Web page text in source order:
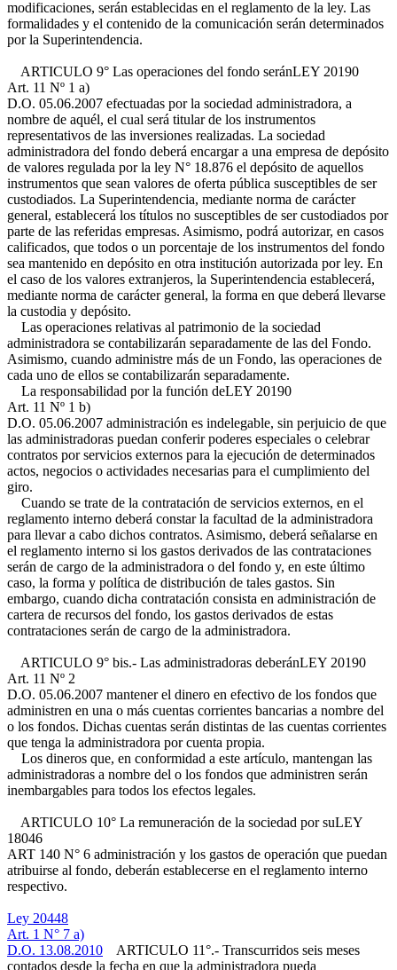
modificaciones, serán establecidas en el reglamento de la ley. Las
formalidades y el contenido de la comunicación serán determinados
por la Superintendencia.
ARTICULO 9° Las operaciones del fondo seránLEY 20190
Art. 11 Nº 1 a)
D.O. 05.06.2007 efectuadas por la sociedad administradora, a
nombre de aquél, el cual será titular de los instrumentos
representativos de las inversiones realizadas. La sociedad
administradora del fondo deberá encargar a una empresa de depósito
de valores regulada por la ley N° 18.876 el depósito de aquellos
instrumentos que sean valores de oferta pública susceptibles de ser
custodiados. La Superintendencia, mediante norma de carácter
general, establecerá los títulos no susceptibles de ser custodiados por
parte de las referidas empresas. Asimismo, podrá autorizar, en casos
calificados, que todos o un porcentaje de los instrumentos del fondo
sea mantenido en depósito en otra institución autorizada por ley. En
el caso de los valores extranjeros, la Superintendencia establecerá,
mediante norma de carácter general, la forma en que deberá llevarse
la custodia y depósito.
Las operaciones relativas al patrimonio de la sociedad
administradora se contabilizarán separadamente de las del Fondo.
Asimismo, cuando administre más de un Fondo, las operaciones de
cada uno de ellos se contabilizarán separadamente.
La responsabilidad por la función deLEY 20190
Art. 11 Nº 1 b)
D.O. 05.06.2007 administración es indelegable, sin perjuicio de que
las administradoras puedan conferir poderes especiales o celebrar
contratos por servicios externos para la ejecución de determinados
actos, negocios o actividades necesarias para el cumplimiento del
giro.
Cuando se trate de la contratación de servicios externos, en el
reglamento interno deberá constar la facultad de la administradora
para llevar a cabo dichos contratos. Asimismo, deberá señalarse en
el reglamento interno si los gastos derivados de las contrataciones
serán de cargo de la administradora o del fondo y, en este último
caso, la forma y política de distribución de tales gastos. Sin
embargo, cuando dicha contratación consista en administración de
cartera de recursos del fondo, los gastos derivados de estas
contrataciones serán de cargo de la administradora.
ARTICULO 9° bis.- Las administradoras deberánLEY 20190
Art. 11 Nº 2
D.O. 05.06.2007 mantener el dinero en efectivo de los fondos que
administren en una o más cuentas corrientes bancarias a nombre del
o los fondos. Dichas cuentas serán distintas de las cuentas corrientes
que tenga la administradora por cuenta propia.
Los dineros que, en conformidad a este artículo, mantengan las
administradoras a nombre del o los fondos que administren serán
inembargables para todos los efectos legales.
ARTICULO 10° La remuneración de la sociedad por suLEY
18046
ART 140 N° 6 administración y los gastos de operación que puedan
atribuirse al fondo, deberán establecerse en el reglamento interno
respectivo.
Ley 20448
Art. 1 N° 7 a)
D.O. 13.08.2010 ARTICULO 11°.- Transcurridos seis meses
contados desde la fecha en que la administradora pueda